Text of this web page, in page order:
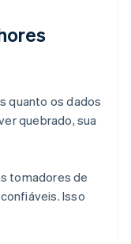
quanto os dados
quebrado, sua
tomadores de
Isso